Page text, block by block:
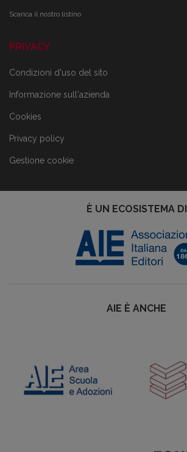
Scarica il nostro listino
PRIVACY
Condizioni d'uso del sito
Informazione sull'azienda
Cookies
Privacy policy
Gestione cookie
È UN ECOSISTEMA DI
AIE È ANCHE